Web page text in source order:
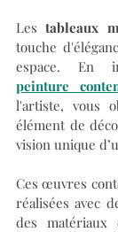
Les tableaux
touche
peinture
l'artiste, vous
élément de
vision unique
Ces œuvres
réalisées avec
des matériaux